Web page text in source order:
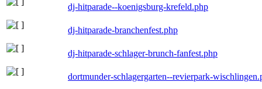
dj-hitparade--koenigsburg-krefeld.php
dj-hitparade-branchenfest.php
dj-hitparade-schlager-brunch-fanfest.php
dortmunder-schlagergarten--revierpark-